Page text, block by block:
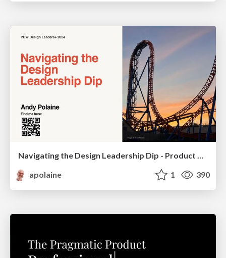
Navigating the Design Leadership Dip - Product Design Week Design Leaders+ Conference 2024
apolaine
1 390